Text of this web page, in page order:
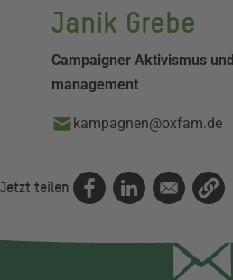
Janik Grebe
Campaigner Aktivismus
management
kampagnen@oxfam.de
Jetzt teilen